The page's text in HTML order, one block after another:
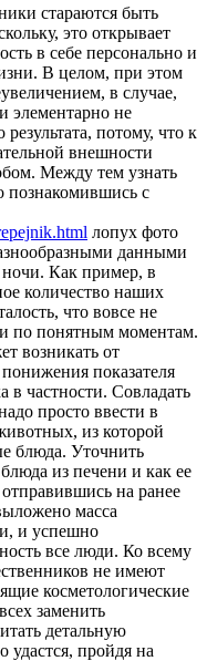
стараются быть
это открывает
в себе персонально и
В целом, при этом
в случае,
элементарно не
потому, что к
внешности
Между тем узнать
познакомившись с
лопух фото
данными
Как пример, в
количество наших
что вовсе не
по понятным моментам.
возникать от
показателя
в частности. Совладать
просто ввести в
из которой
блюда. Уточнить
из печени и как ее
на ранее
масса
и успешно
все люди. Ко всему
не имеют
косметологические
заменить
детальную
пройдя на